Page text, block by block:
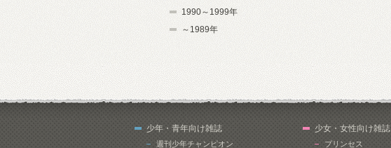
1990～1999年
～1989年
少年・青年向け雑誌
週刊少年チャンピオン
少女・女性向け雑誌
プリンセス